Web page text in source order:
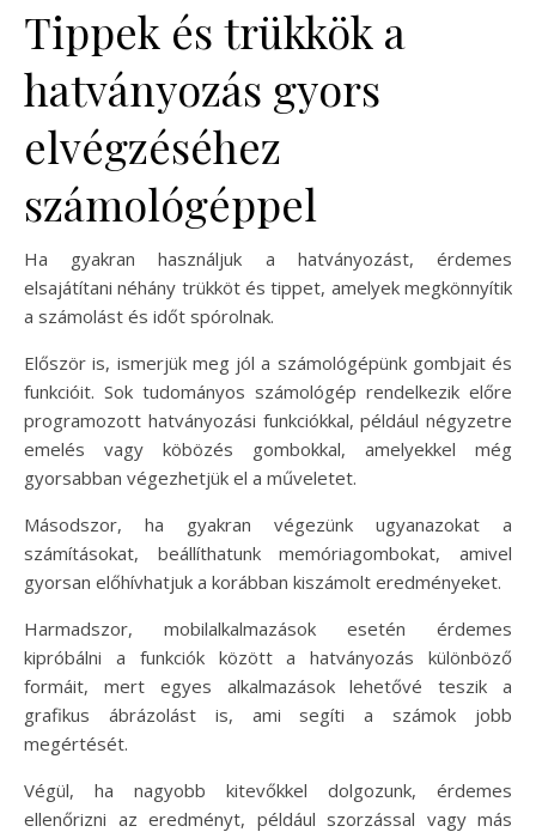
Tippek és trükkök a
hatványozás gyors
elvégzéséhez
számológéppel
Ha gyakran használjuk a hatványozást, érdemes
elsajátítani néhány trükköt és tippet, amelyek megkönnyítik
a számolást és időt spórolnak.
Először is, ismerjük meg jól a számológépünk gombjait és
funkcióit. Sok tudományos számológép rendelkezik előre
programozott hatványozási funkciókkal, például négyzetre
emelés vagy köbözés gombokkal, amelyekkel még
gyorsabban végezhetjük el a műveletet.
Másodszor, ha gyakran végezünk ugyanazokat a
számításokat, beállíthatunk memóriagombokat, amivel
gyorsan előhívhatjuk a korábban kiszámolt eredményeket.
Harmadszor, mobilalkalmazások esetén érdemes
kipróbálni a funkciók között a hatványozás különböző
formáit, mert egyes alkalmazások lehetővé teszik a
grafikus ábrázolást is, ami segíti a számok jobb
megértését.
Végül, ha nagyobb kitevőkkel dolgozunk, érdemes
ellenőrizni az eredményt, például szorzással vagy más